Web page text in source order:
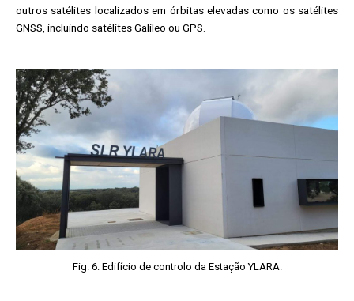
outros satélites localizados em órbitas elevadas como os satélites
GNSS, incluindo satélites Galileo ou GPS.
Fig. 6: Edifício de controlo da Estação YLARA.